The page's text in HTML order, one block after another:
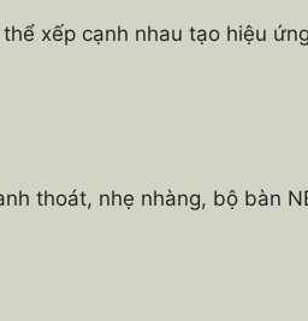
xếp cạnh nhau tạo hiệu
thoát, nhẹ nhàng, bộ bàn